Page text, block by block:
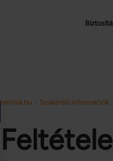
netrisk.hu Szakértői információk